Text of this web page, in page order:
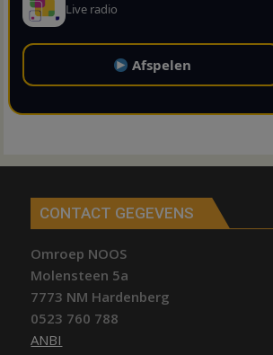
Live radio
Afspelen
CONTACT GEGEVENS
Omroep NOOS
Molensteen 5a
7773 NM Hardenberg
0523 760 788
ANBI